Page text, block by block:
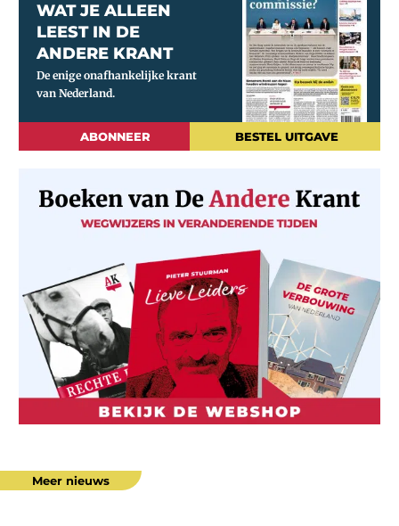
WAT JE ALLEEN
LEEST IN DE
ANDERE KRANT
ABONNEER BESTEL UITGAVE
Meer nieuws